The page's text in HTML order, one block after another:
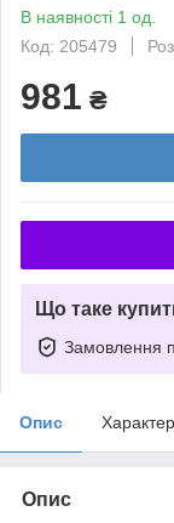
В наявності 1 од.
Код: 205479
981 ₴
Що таке
Замовлення
Опис
Опис